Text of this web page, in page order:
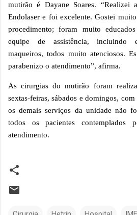
mutirão é Dayane Soares.
Endolaser e foi excelente. Gostei
procedimento; foram muito
equipe de assistência, incluindo
maqueiros, todos muito atenciosos.
parabenizo o atendimento”, afirma.
As cirurgias do mutirão foram
sextas-feiras, sábados e domingos,
os demais serviços da unidade não
todos os pacientes contemplados
atendimento.